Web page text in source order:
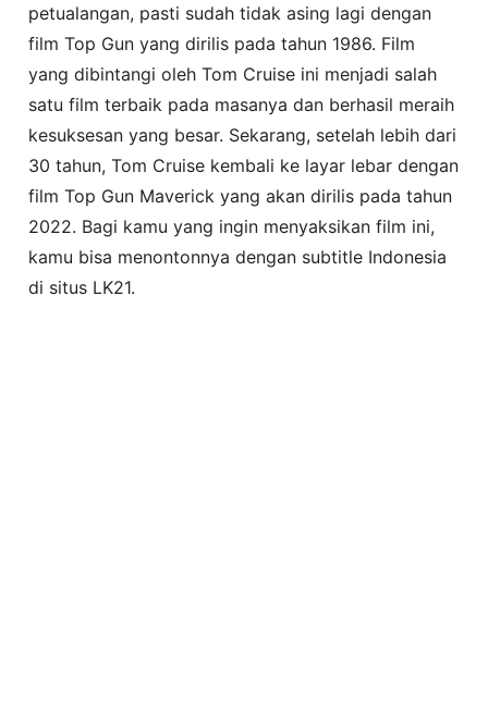
petualangan, pasti sudah tidak asing lagi dengan
film Top Gun yang dirilis pada tahun 1986. Film
yang dibintangi oleh Tom Cruise ini menjadi salah
satu film terbaik pada masanya dan berhasil meraih
kesuksesan yang besar. Sekarang, setelah lebih dari
30 tahun, Tom Cruise kembali ke layar lebar dengan
film Top Gun Maverick yang akan dirilis pada tahun
2022. Bagi kamu yang ingin menyaksikan film ini,
kamu bisa menontonnya dengan subtitle Indonesia
di situs LK21.